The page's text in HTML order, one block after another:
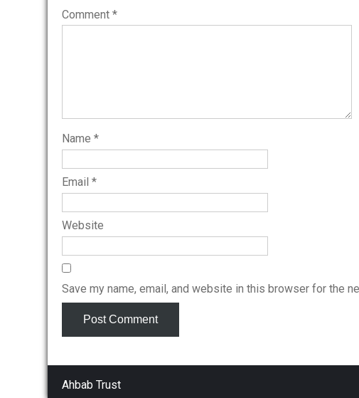
Comment *
Name *
Email *
Website
Save my name, email, and website in this browser for the
Ahbab Trust